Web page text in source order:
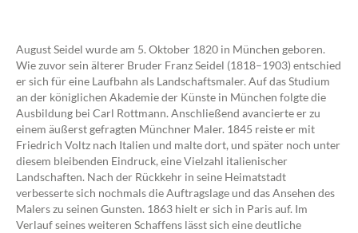
August Seidel wurde am 5. Oktober 1820 in München geboren.
Wie zuvor sein älterer Bruder Franz Seidel (1818–1903) entschied
er sich für eine Laufbahn als Landschaftsmaler. Auf das Studium
an der königlichen Akademie der Künste in München folgte die
Ausbildung bei Carl Rottmann. Anschließend avancierte er zu
einem äußerst gefragten Münchner Maler. 1845 reiste er mit
Friedrich Voltz nach Italien und malte dort, und später noch unter
diesem bleibenden Eindruck, eine Vielzahl italienischer
Landschaften. Nach der Rückkehr in seine Heimatstadt
verbesserte sich nochmals die Auftragslage und das Ansehen des
Malers zu seinen Gunsten. 1863 hielt er sich in Paris auf. Im
Verlauf seines weiteren Schaffens lässt sich eine deutliche